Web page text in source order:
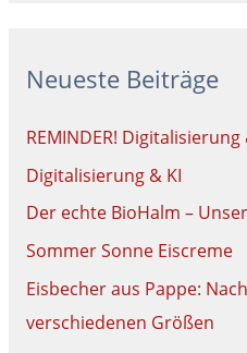
Neueste Beiträge
REMINDER! Digitalisierung
Digitalisierung & KI
Der echte BioHalm –
Sommer Sonne Eiscreme
Eisbecher aus Pappe:
verschiedenen Größen